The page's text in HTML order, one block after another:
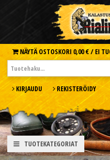
NÄYTÄ OSTOSKORI 0,00 € / EI
KIRJAUDU REKISTERÖIDY
TUOTEKATEGORIAT